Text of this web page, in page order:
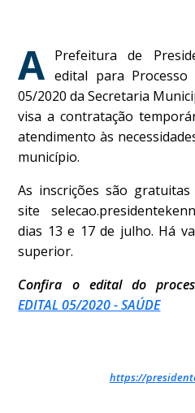
A Prefeitura de
edital para Processo
05/2020 da Secretaria
visa a contratação
atendimento às
município.
As inscrições são
site
dias 13 e 17 de julho. Há
superior.
Confira o edital do
EDITAL 05/2020 - SAÚDE
https://